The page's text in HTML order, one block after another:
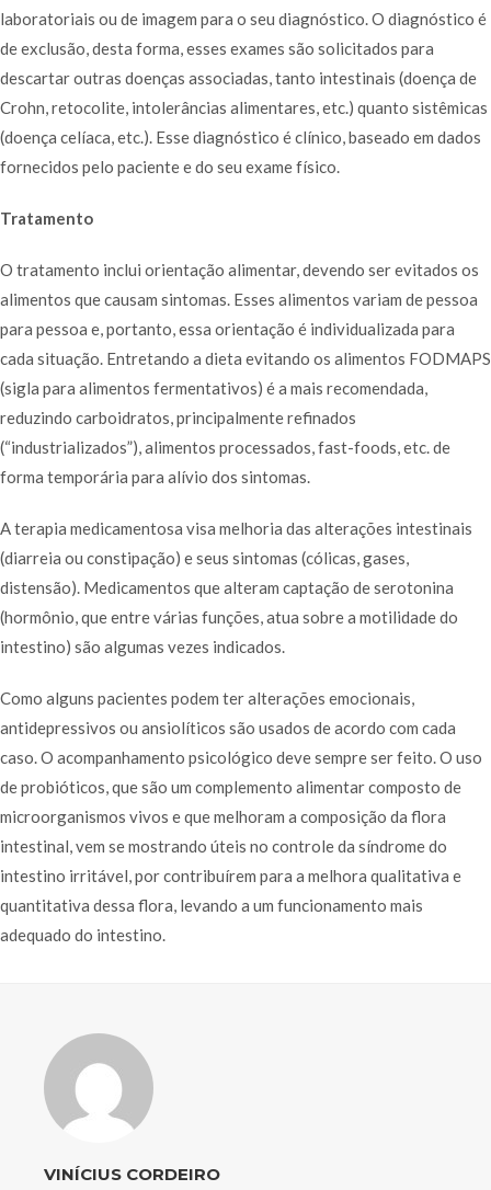
laboratoriais ou de imagem para o seu diagnóstico. O diagnóstico é
de exclusão, desta forma, esses exames são solicitados para
descartar outras doenças associadas, tanto intestinais (doença de
Crohn, retocolite, intolerâncias alimentares, etc.) quanto sistêmicas
(doença celíaca, etc.). Esse diagnóstico é clínico, baseado em dados
fornecidos pelo paciente e do seu exame físico.
Tratamento
O tratamento inclui orientação alimentar, devendo ser evitados os
alimentos que causam sintomas. Esses alimentos variam de pessoa
para pessoa e, portanto, essa orientação é individualizada para
cada situação. Entretando a dieta evitando os alimentos FODMAPS
(sigla para alimentos fermentativos) é a mais recomendada,
reduzindo carboidratos, principalmente refinados
(“industrializados”), alimentos processados, fast-foods, etc. de
forma temporária para alívio dos sintomas.
A terapia medicamentosa visa melhoria das alterações intestinais
(diarreia ou constipação) e seus sintomas (cólicas, gases,
distensão). Medicamentos que alteram captação de serotonina
(hormônio, que entre várias funções, atua sobre a motilidade do
intestino) são algumas vezes indicados.
Como alguns pacientes podem ter alterações emocionais,
antidepressivos ou ansiolíticos são usados de acordo com cada
caso. O acompanhamento psicológico deve sempre ser feito. O uso
de probióticos, que são um complemento alimentar composto de
microorganismos vivos e que melhoram a composição da flora
intestinal, vem se mostrando úteis no controle da síndrome do
intestino irritável, por contribuírem para a melhora qualitativa e
quantitativa dessa flora, levando a um funcionamento mais
adequado do intestino.
VINÍCIUS CORDEIRO